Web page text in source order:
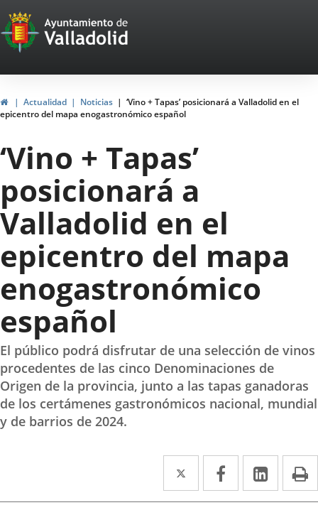
Portal
Web
del
Ayuntamiento
de
Valladolid
HomeActualidad Noticias
‘Vino + Tapas’ posicionará a Valladolid en el
epicentro del mapa enogastronómico español
‘Vino + Tapas’
posicionará a
Valladolid en el
epicentro del mapa
enogastronómico
español
El público podrá disfrutar de una selección de vinos
procedentes de las cinco Denominaciones de
Origen de la provincia, junto a las tapas ganadoras
de los certámenes gastronómicos nacional, mundial
y de barrios de 2024.
Twitter
Enlace
a
Facebook
Enlace
a
Enlace
a